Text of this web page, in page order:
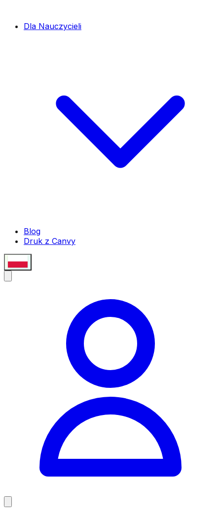
Dla Nauczycieli
Blog
Druk z Canvy